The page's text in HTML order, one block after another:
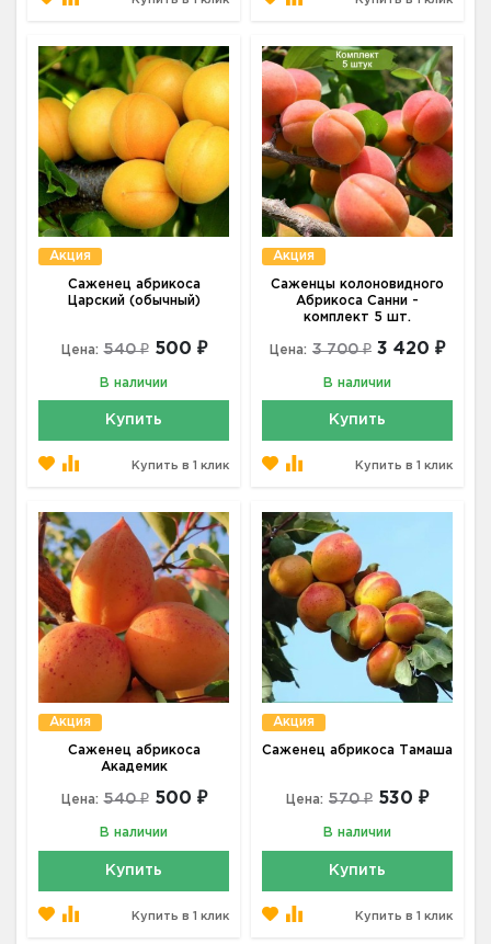
Акция
Саженец абрикоса
Царский (обычный)
Цена: 540 ₽ 500 ₽
В наличии
Купить
Купить в 1 клик
Акция
Саженцы колоновидного
Абрикоса Санни -
комплект 5 шт.
Цена: 3 700 ₽ 3 420 ₽
В наличии
Купить
Купить в 1 клик
Акция
Саженец абрикоса
Академик
Цена: 540 ₽ 500 ₽
В наличии
Купить
Купить в 1 клик
Акция
Саженец абрикоса Тамаша
Цена: 570 ₽ 530 ₽
В наличии
Купить
Купить в 1 клик